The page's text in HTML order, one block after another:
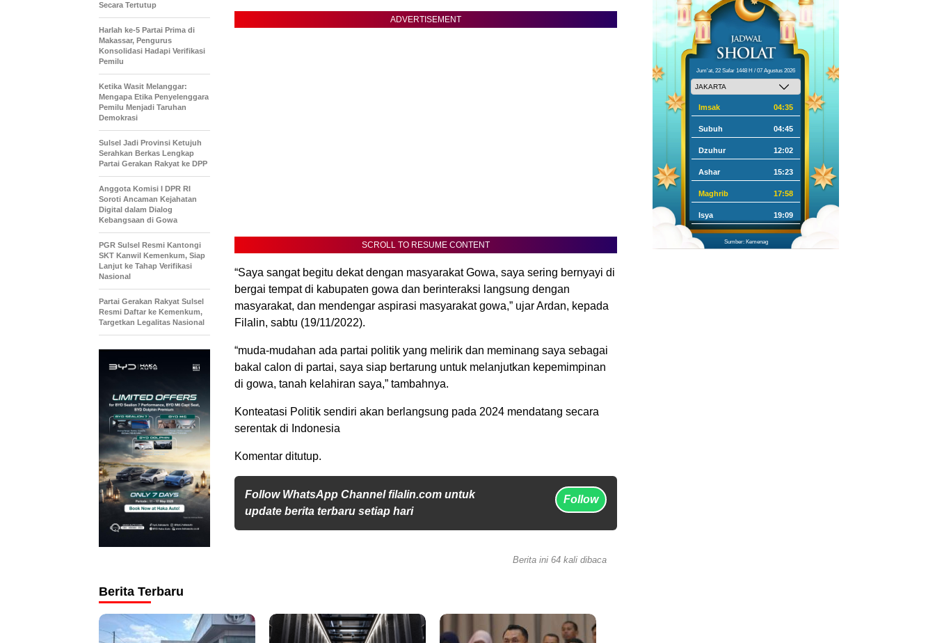
ADVERTISEMENT
SCROLL TO RESUME CONTENT
“Saya sangat begitu dekat dengan masyarakat Gowa, saya sering bernyayi di
bergai tempat di kabupaten gowa dan berinteraksi langsung dengan
masyarakat, dan mendengar aspirasi masyarakat gowa,” ujar Ardan, kepada
Filalin, sabtu (19/11/2022).
“muda-mudahan ada partai politik yang melirik dan meminang saya sebagai
bakal calon di partai, saya siap bertarung untuk melanjutkan kepemimpinan
di gowa, tanah kelahiran saya,” tambahnya.
Konteatasi Politik sendiri akan berlangsung pada 2024 mendatang secara
serentak di Indonesia
Komentar ditutup.
Follow WhatsApp Channel filalin.com untuk
update berita terbaru setiap hari
Follow
Secara Tertutup
Harlah ke-5 Partai Prima di
Makassar, Pengurus
Konsolidasi Hadapi Verifikasi
Pemilu
Ketika Wasit Melanggar:
Mengapa Etika Penyelenggara
Pemilu Menjadi Taruhan
Demokrasi
Sulsel Jadi Provinsi Ketujuh
Serahkan Berkas Lengkap
Partai Gerakan Rakyat ke DPP
Anggota Komisi I DPR RI
Soroti Ancaman Kejahatan
Digital dalam Dialog
Kebangsaan di Gowa
PGR Sulsel Resmi Kantongi
SKT Kanwil Kemenkum, Siap
Lanjut ke Tahap Verifikasi
Nasional
Partai Gerakan Rakyat Sulsel
Resmi Daftar ke Kemenkum,
Targetkan Legalitas Nasional
Berita ini 64 kali dibaca
Berita Terbaru
Jum'at, 22 Safar 1448 H / 07 Agustus 2026
Imsak 04:35
Subuh 04:45
Dzuhur 12:02
Ashar 15:23
Maghrib 17:58
Isya 19:09
Sumber: Kemenag